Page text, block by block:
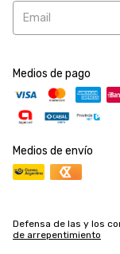
Medios de pago
Medios de envío
Defensa de las y los
de arrepentimiento